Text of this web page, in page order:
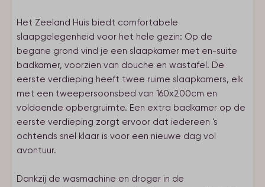
Het Zeeland Huis biedt comfortabele
slaapgelegenheid voor het hele gezin: Op de
begane grond vind je een slaapkamer met en-suite
badkamer, voorzien van douche en wastafel. De
eerste verdieping heeft twee ruime slaapkamers, elk
met een tweepersoonsbed van 160x200cm en
voldoende opbergruimte. Een extra badkamer op de
eerste verdieping zorgt ervoor dat iedereen 's
ochtends snel klaar is voor een nieuwe dag vol
avontuur.
Dankzij de wasmachine en droger in de